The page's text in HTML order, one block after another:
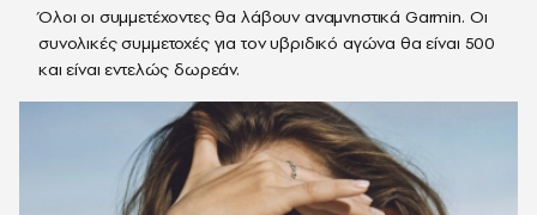
Όλοι οι συμμετέχοντες θα λάβουν αναμνηστικά Garmin. Οι
συνολικές συμμετοχές για τον υβριδικό αγώνα θα είναι 500
και είναι εντελώς δωρεάν.